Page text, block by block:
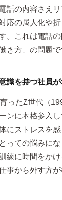
話の内容さえ
応の属人化や
。これは電話の
き方」の問題で
識を持つ社員
ったZ世代（
ンに本格参入
にストレスを
っての悩みに
練に時間をか
事から外す方